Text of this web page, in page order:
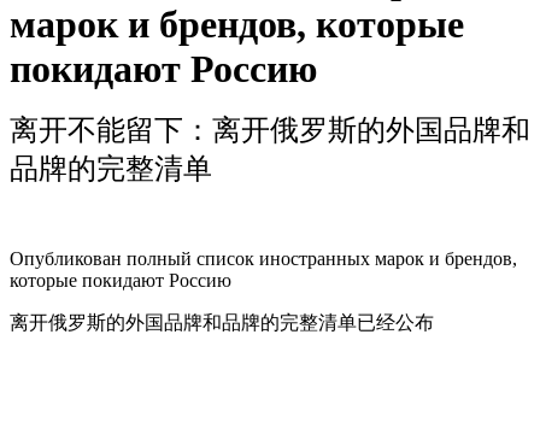
марок и брендов, которые
покидают Россию
离开不能留下：离开俄罗斯的外国品牌和
品牌的完整清单
Опубликован полный список иностранных марок и брендов,
которые покидают Россию
离开俄罗斯的外国品牌和品牌的完整清单已经公布